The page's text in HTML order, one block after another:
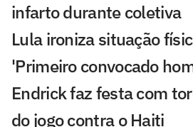
infarto durante coletiva
Lula ironiza situação
'Primeiro convocado
Endrick faz festa com
do jogo contra o Haiti